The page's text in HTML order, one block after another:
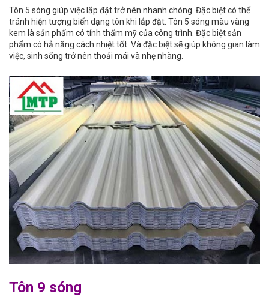
Tôn 5 sóng giúp việc lắp đặt trở nên nhanh chóng. Đặc biệt có thể
tránh hiện tượng biến dạng tôn khi lắp đặt. Tôn 5 sóng màu vàng
kem là sản phẩm có tính thẩm mỹ của công trình. Đặc biệt sản
phẩm có hả năng cách nhiệt tốt. Và đặc biệt sẽ giúp không gian làm
việc, sinh sống trở nên thoải mái và nhẹ nhàng.
Tôn 9 sóng